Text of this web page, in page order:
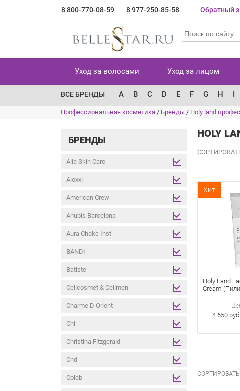
8 800-770-08-59 8 977-250-85-58 Обратный
Уход за волосами Уход за лицом
ВСЕ БРЕНДЫ A B C D E F G H I
Профессиональная косметика / Бренды / Holy land
БРЕНДЫ
Alia Skin Care
Aloxxi
American Crew
Anubis Barcelona
Aura Chake Inst
BANDI
Batiste
Cellcosmet & Cellmen
Charme D Orient
Chi
Christina Fitzgerald
Cnd
Colab
HOLY
Хит
Holy Land
Cream
4 650